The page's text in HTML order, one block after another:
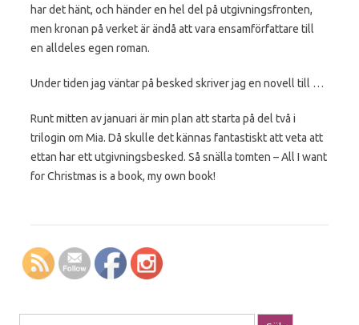
har det hänt, och händer en hel del på utgivningsfronten,
men kronan på verket är ändå att vara ensamförfattare till
en alldeles egen roman.
Under tiden jag väntar på besked skriver jag en novell till …
Runt mitten av januari är min plan att starta på del två i
trilogin om Mia. Då skulle det kännas fantastiskt att veta att
ettan har ett utgivningsbesked. Så snälla tomten – All I want
for Christmas is a book, my own book!